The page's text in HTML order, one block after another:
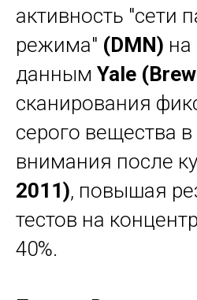
активность "сети
режима" (DMN) на
данным Yale
сканирования
серого вещества
внимания после
2011), повышая
тестов на
40%.